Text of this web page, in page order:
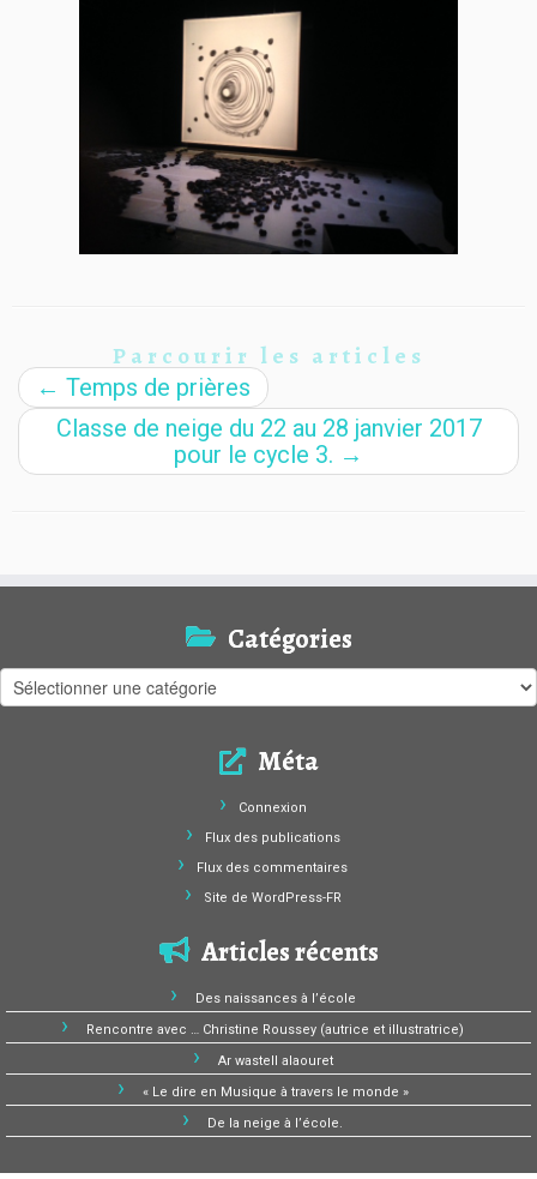
Parcourir les articles
← Temps de prières
Classe de neige du 22 au 28 janvier 2017
pour le cycle 3. →
Catégories
Catégories
Méta
Connexion
Flux des publications
Flux des commentaires
Site de WordPress-FR
Articles récents
Des naissances à l’école
Rencontre avec … Christine Roussey (autrice et illustratrice)
Ar wastell alaouret
« Le dire en Musique à travers le monde »
De la neige à l’école.